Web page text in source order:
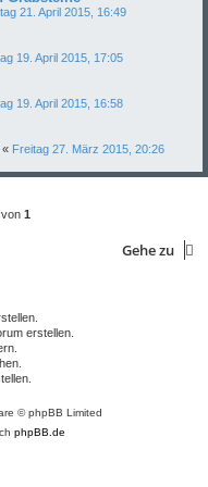
21. April 2015, 16:49
19. April 2015, 17:05
19. April 2015, 16:58
« Freitag 27. März 2015, 20:26
von 1
Gehe zu
erstellen.
© phpBB Limited
phpBB.de